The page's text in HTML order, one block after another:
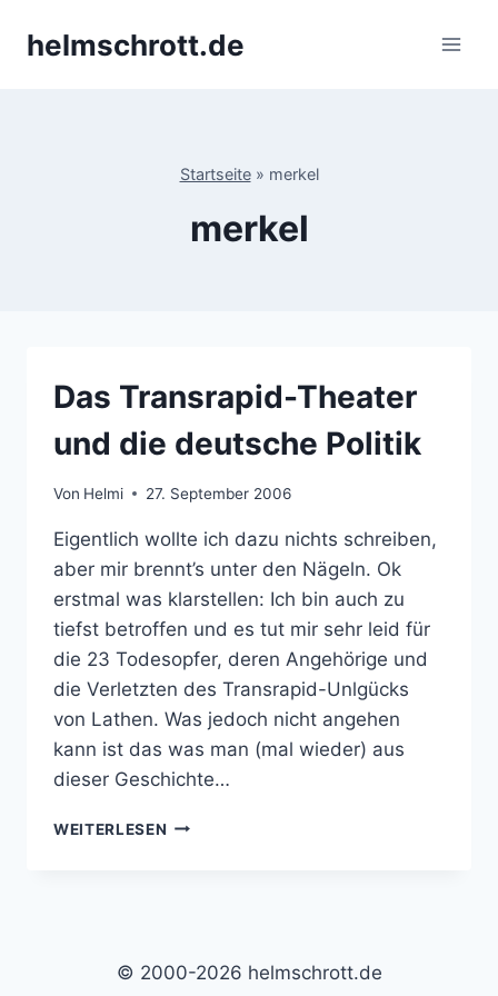
Inhalthelmschrott.de
Startseite» merkel
merkel
Das Transrapid-Theater
und die deutsche Politik
Von Helmi 27. September 2006
Eigentlich wollte ich dazu nichts schreiben,
aber mir brennt’s unter den Nägeln. Ok
erstmal was klarstellen: Ich bin auch zu
tiefst betroffen und es tut mir sehr leid für
die 23 Todesopfer, deren Angehörige und
die Verletzten des Transrapid-Unlgücks
von Lathen. Was jedoch nicht angehen
kann ist das was man (mal wieder) aus
dieser Geschichte…
WEITERLESEN DAS
POLITIK
© 2000-2026 helmschrott.de